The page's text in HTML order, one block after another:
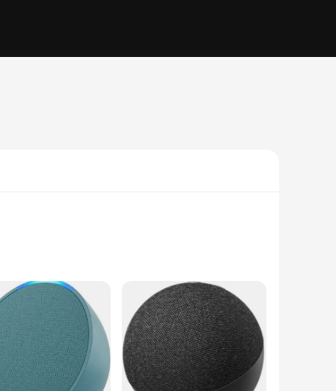
This compact device is not just a speaker; it's a
devices, the Echo Dot 5th generation is your go-to